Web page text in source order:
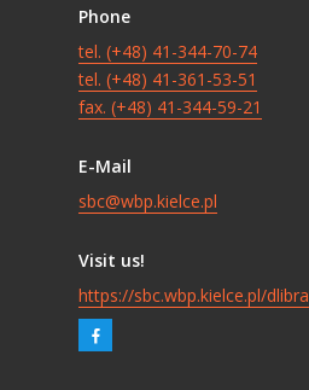
Phone
tel. (+48) 41-344-70-74
tel. (+48) 41-361-53-51
fax. (+48) 41-344-59-21
E-Mail
sbc@wbp.kielce.pl
Visit us!
https://sbc.wbp.kielce.pl/dlibra